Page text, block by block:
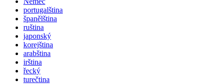
portugalština
španělština
ruština
japonský
korejština
arabština
irština
řecký
turečtina